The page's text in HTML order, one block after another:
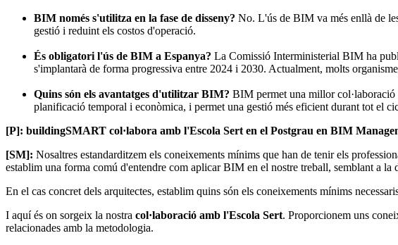
BIM només s'utilitza en la fase de disseny? No. L'ús de BIM va més enllà de
gestió i reduint els costos d'operació.
És obligatori l'ús de BIM a Espanya? La Comissió Interministerial BIM ha
s'implantarà de forma progressiva entre 2024 i 2030. Actualment, molts
Quins són els avantatges d'utilitzar BIM? BIM permet una millor col·laboració
planificació temporal i econòmica, i permet una gestió més eficient durant tot el
[P]: buildingSMART col·labora amb l'Escola Sert en el Postgrau en BIM
[SM]: Nosaltres estandarditzem els coneixements mínims que han de tenir els
establim una forma comú d'entendre com aplicar BIM en el nostre treball, semblant a la
En el cas concret dels arquitectes, establim quins són els coneixements mínims
I aquí és on sorgeix la nostra col·laboració amb l'Escola Sert. Proporcionem uns
relacionades amb la metodologia.